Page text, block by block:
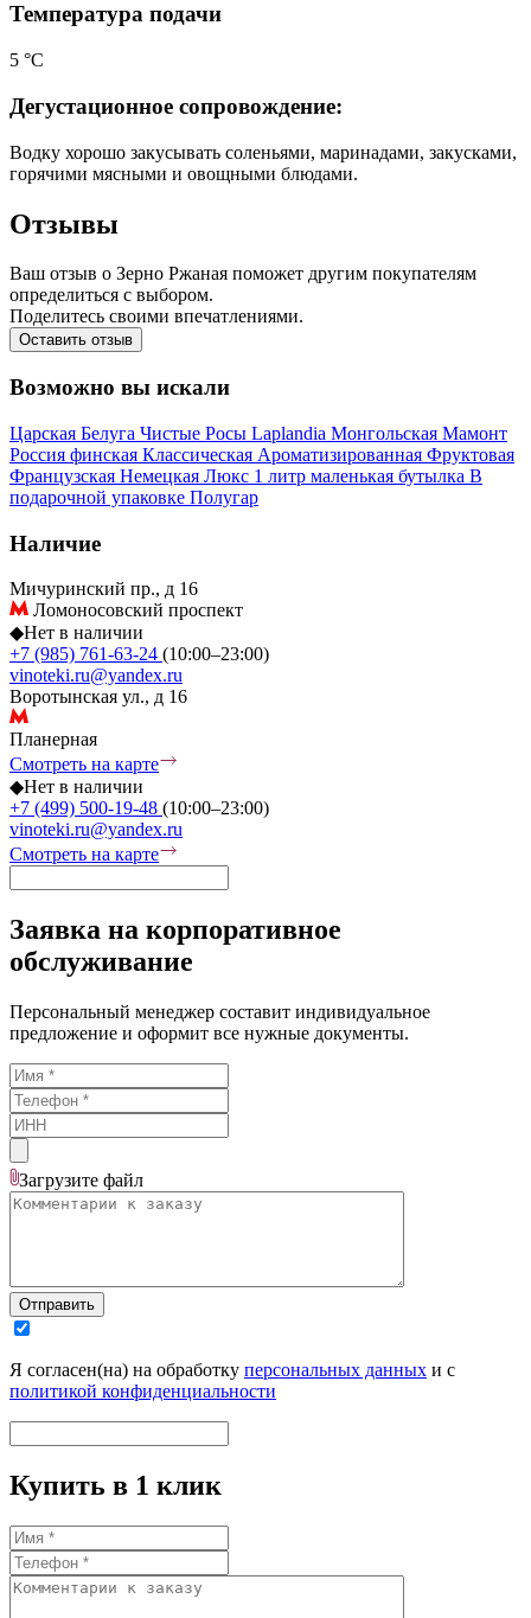
Температура подачи
5 °С
Дегустационное сопровождение:
Водку хорошо закусывать соленьями, маринадами, закусками,
горячими мясными и овощными блюдами.
Отзывы
Ваш отзыв о Зерно Ржаная поможет другим покупателям
определиться с выбором.
Поделитесь своими впечатлениями.
Оставить отзыв
Возможно вы искали
Царская Белуга Чистые Росы Laplandia Монгольская Мамонт
Россия финская Классическая Ароматизированная Фруктовая
Французская Немецкая Люкс 1 литр маленькая бутылка В
подарочной упаковке Полугар
Наличие
Мичуринский пр., д 16
Ломоносовский проспект
◆Нет в наличии
+7 (985) 761-63-24 (10:00–23:00)
vinoteki.ru@yandex.ru
Воротынская ул., д 16
Планерная
Смотреть на карте
◆Нет в наличии
+7 (499) 500-19-48 (10:00–23:00)
vinoteki.ru@yandex.ru
Смотреть на карте
Заявка на корпоративное
обслуживание
Персональный менеджер составит индивидуальное
предложение и оформит все нужные документы.
Загрузите файл
Отправить
Я согласен(на) на обработку персональных данных и с
политикой конфиденциальности
Купить в 1 клик